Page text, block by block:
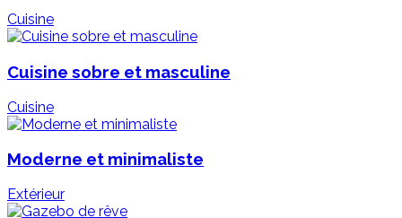
Cuisine
Cuisine sobre et masculine
Cuisine
Moderne et minimaliste
Extérieur